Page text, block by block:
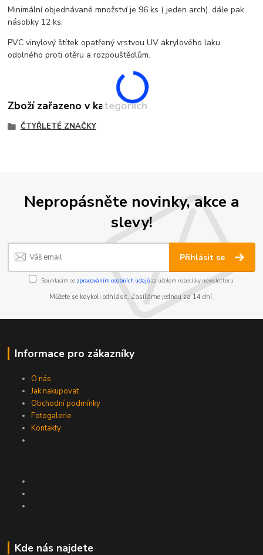
Minimální objednávané množství je 96 ks ( jeden arch). dále pak
násobky 12 ks.
PVC vinylový štítek opatřený vrstvou UV akrylového laku
odolného proti otěru a rozpouštědlům.
Zboží zařazeno v kategoriích
ČTYŘLETÉ ZNAČKY
Nepropásněte novinky, akce a
slevy!
Přihlásit se
Souhlasím se zpracováním osobních údajůza účelem rozesílky newsletteru.
Můžete se kdykoli odhlásit. Zasíláme jednou za 14 dní.
Informace pro zákazníky
O nás
Jak nakupovat
Obchodní podmínky
Fotogalerie
Kontakty
Kde nás najdete